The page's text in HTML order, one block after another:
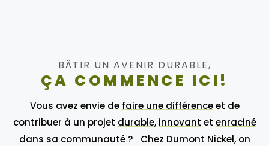
BÂTIR UN AVENIR DURABLE,
ÇA COMMENCE ICI!
Vous avez envie de faire une différenceet de
contribuer à un projet durable, innovant et enraciné
dans sa communauté ? Chez Dumont Nickel, on